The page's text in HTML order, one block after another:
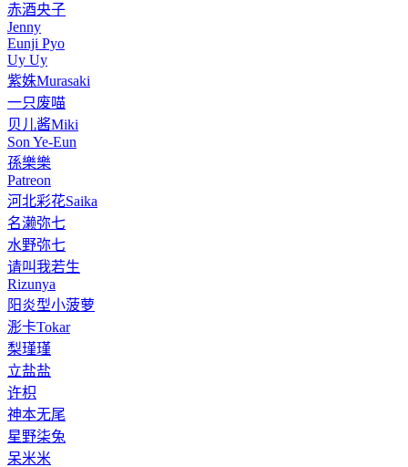
赤酒央子
Jenny
Eunji Pyo
Uy Uy
紫姝Murasaki
一只废喵
贝儿酱Miki
Son Ye-Eun
孫樂樂
Patreon
河北彩花Saika
名濑弥七
水野弥七
请叫我若生
Rizunya
阳炎型小菠萝
浵卡Tokar
梨瑾瑾
立盐盐
许枳
神本无尾
星野柒兔
呆米米